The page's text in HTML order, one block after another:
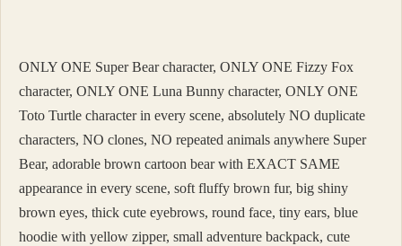
ONLY ONE Super Bear character, ONLY ONE Fizzy Fox
character, ONLY ONE Luna Bunny character, ONLY ONE
Toto Turtle character in every scene, absolutely NO duplicate
characters, NO clones, NO repeated animals anywhere Super
Bear, adorable brown cartoon bear with EXACT SAME
appearance in every scene, soft fluffy brown fur, big shiny
brown eyes, thick cute eyebrows, round face, tiny ears, blue
hoodie with yellow zipper, small adventure backpack, cute